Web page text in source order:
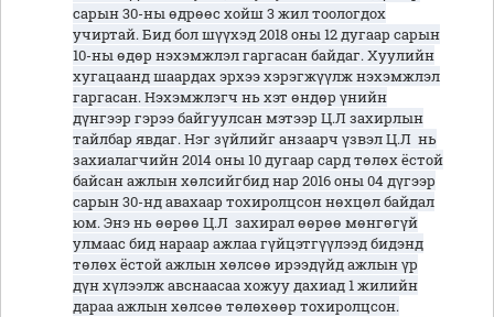
сарын 30-ны өдрөөс хойш 3 жил тоологдох
учиртай. Бид бол шүүхэд 2018 оны 12 дугаар сарын
10-ны өдөр нэхэмжлэл гаргасан байдаг. Хуулийн
хугацаанд шаардах эрхээ хэрэгжүүлж нэхэмжлэл
гаргасан. Нэхэмжлэгч нь хэт өндөр үнийн
дүнгээр гэрээ байгуулсан мэтээр Ц.Л захирлын
тайлбар явдаг. Нэг зүйлийг анзаарч үзвэл Ц.Л нь
захиалагчийн 2014 оны 10 дугаар сард төлөх ёстой
байсан ажлын хөлсийгбид нар 2016 оны 04 дүгээр
сарын 30-нд авахаар тохиролцсон нөхцөл байдал
юм. Энэ нь өөрөө Ц.Л захирал өөрөө мөнгөгүй
улмаас бид нараар ажлаа гүйцэтгүүлээд бидэнд
төлөх ёстой ажлын хөлсөө ирээдүйд ажлын үр
дүн хүлээлж авснаасаа хожуу дахиад 1 жилийн
дараа ажлын хөлсөө төлөхөөр тохиролцсон.